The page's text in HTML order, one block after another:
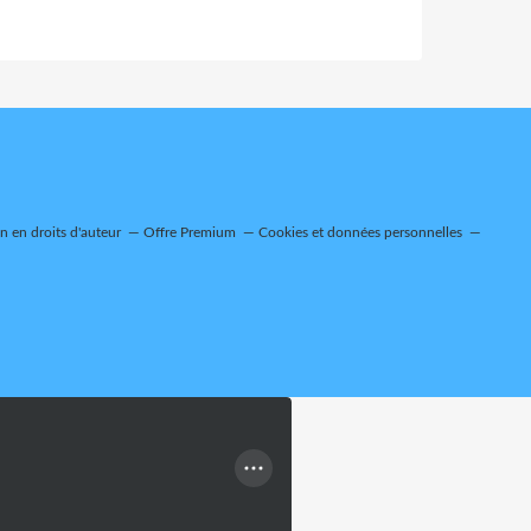
en droits d'auteur Offre Premium Cookies et données personnelles